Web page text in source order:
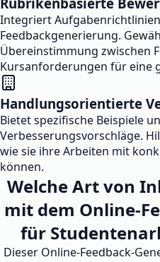
Integriert
Feedbackgenerierung.
Übereinstimmung zwischen
Kursanforderungen für eine
Handlungsorientierte
Bietet spezifische Beispiele
Verbesserungsvorschläge.
wie sie ihre Arbeiten mit
können.
Welche Art von
mit dem Online-
für
Dieser Online-Feedback-